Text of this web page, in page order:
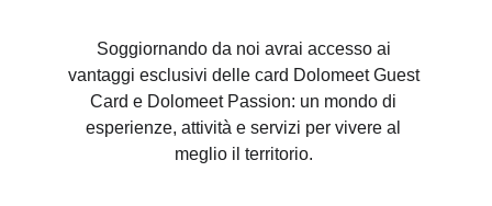
Soggiornando da noi avrai accesso ai
vantaggi esclusivi delle card Dolomeet Guest
Card e Dolomeet Passion: un mondo di
esperienze, attività e servizi per vivere al
meglio il territorio.